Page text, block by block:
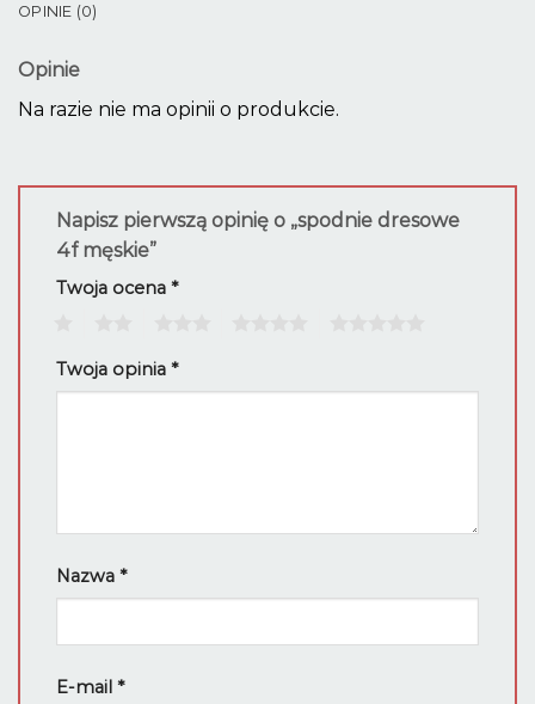
OPINIE (0)
Opinie
Na razie nie ma opinii o produkcie.
Napisz pierwszą opinię o „spodnie dresowe
4f męskie”
Twoja ocena *
Twoja opinia *
Nazwa *
E-mail *